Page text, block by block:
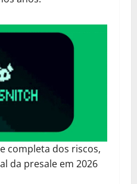
completa dos riscos,
da presale em 2026